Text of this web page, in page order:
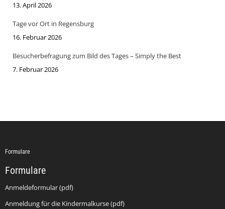
13. April 2026
Tage vor Ort in Regensburg
16. Februar 2026
Besucherbefragung zum Bild des Tages – Simply the Best
7. Februar 2026
Formulare
Formulare
Anmeldeformular (pdf)
Anmeldung für die Kindermalkurse (pdf)